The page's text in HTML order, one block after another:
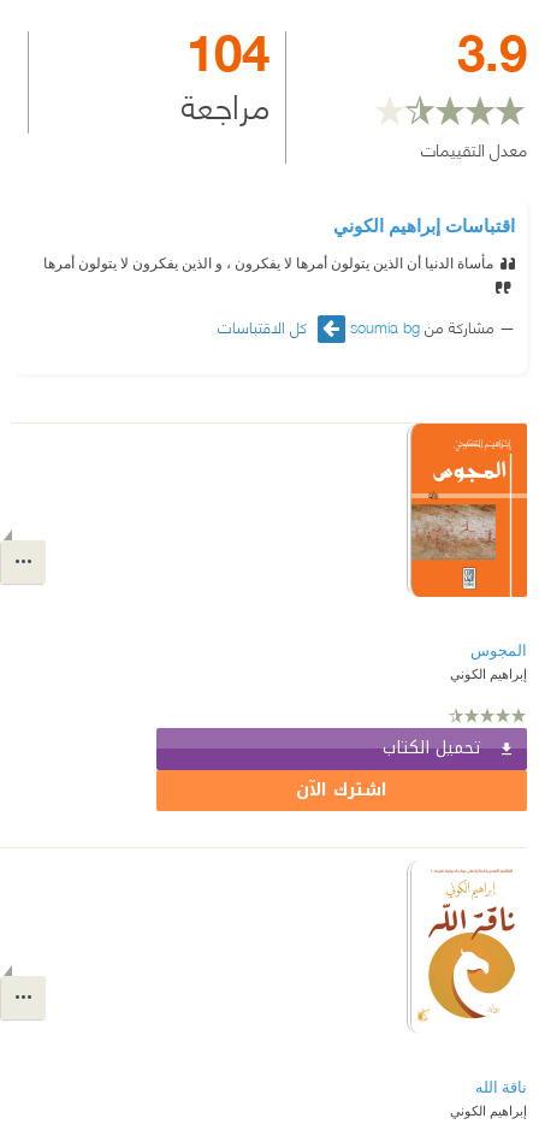
3.9
معدل التقييمات
104
مراجعة
اقتباسات إبراهيم الكوني
مأساة الدنيا أن الذين يتولون أمرها لا يفكرون ، و الذين يفكرون لا يتولون أمرها
مشاركة منsoumia bg كل الاقتباسات
المجوس
إبراهيم الكوني
تحميل الكتاب
اشترك الآن
ناقة الله⁩
إبراهيم الكوني